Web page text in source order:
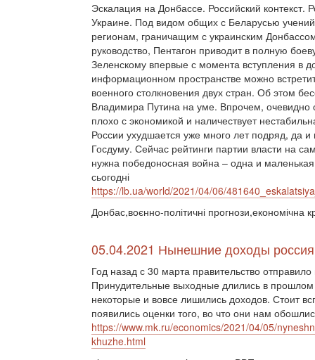
Эскалация на Донбассе. Российский контекст.
Украине. Под видом общих с Беларусью
регионам, граничащим с украинским
руководство, Пентагон приводит в полную
Зеленскому впервые с момента вступления в
информационном пространстве можно
военного столкновения двух стран. Об этом
Владимира Путина на уме. Впрочем, очевидно
плохо с экономикой и наличествует
России ухудшается уже много лет подряд, да
Госдуму. Сейчас рейтинги партии власти на
нужна победоносная война – одна и
сьогодні
https://lb.ua/world/2021/04/06/
Донбас,воєнно-політичні прогнози,економічна
05.04.2021 Нынешние доходы
Год назад с 30 марта правительство
Принудительные выходные длились в
некоторые и вовсе лишились доходов. Стоит
появились оценки того, во что они нам
https://www.mk.ru/economics/2021/04/05/
khuzhe.html